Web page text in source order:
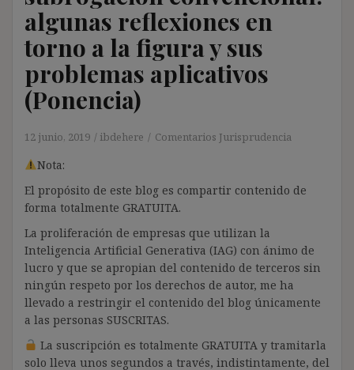
algunas reflexiones en
torno a la figura y sus
problemas aplicativos
(Ponencia)
12 junio, 2019 ibdehere Comentarios Jurisprudencia
Nota:
El propósito de este blog es compartir contenido de
forma totalmente GRATUITA.
La proliferación de empresas que utilizan la
Inteligencia Artificial Generativa (IAG) con ánimo de
lucro y que se apropian del contenido de terceros sin
ningún respeto por los derechos de autor, me ha
llevado a restringir el contenido del blog únicamente
a las personas SUSCRITAS.
La suscripción es totalmente GRATUITA y tramitarla
solo lleva unos segundos a través, indistintamente, del